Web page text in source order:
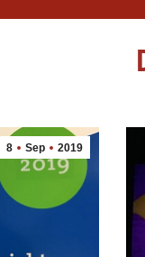
8 Sep 2019